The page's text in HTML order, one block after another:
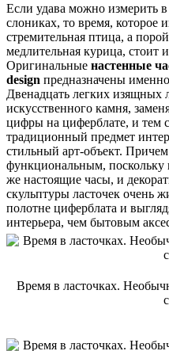
Если удава можно измерить
слониках, то время, которое
стремительная птица, а
медлительная курица, стоит
Оригинальные настенные
design предназначены
Двенадцать легких изящных
искусственного камня,
цифры на циферблате, и тем
традиционный предмет
стильный арт-объект.
функциональным, поскольку
же настоящие часы, и
скульптуры ласточек очень
полотне циферблата и
интерьера, чем бытовым
Время в ласточках.